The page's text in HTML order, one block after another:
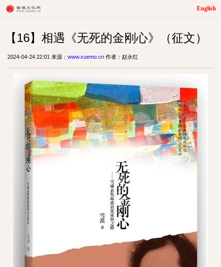
English
【16】相遇《无死的金刚心》（征文）
2024-04-24 22:01 来源： www.xuemo.cn 作者：赵永红